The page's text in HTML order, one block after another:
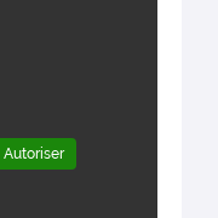
Autoriser